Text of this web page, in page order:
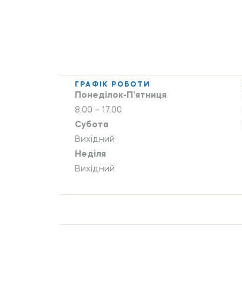
ГРАФІК РОБОТИ
Понеділок-П’ятниця
8.00 – 17.00
Субота
Вихідний
Неділя
Вихідний